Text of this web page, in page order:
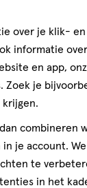
over je klik-
informatie
en app,
Zoek je
krijgen.
combineren
je account.
te
in het